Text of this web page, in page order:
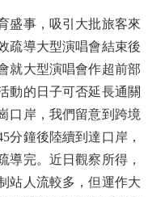
事，吸引大批旅客來
疏導大型演唱會結束後
就大型演唱會作超前部
動的日子可否延長通關
口岸，我們留意到跨境
分鐘後陸續到達口岸，
導完。近日觀察所得，
站人流較多，但運作大